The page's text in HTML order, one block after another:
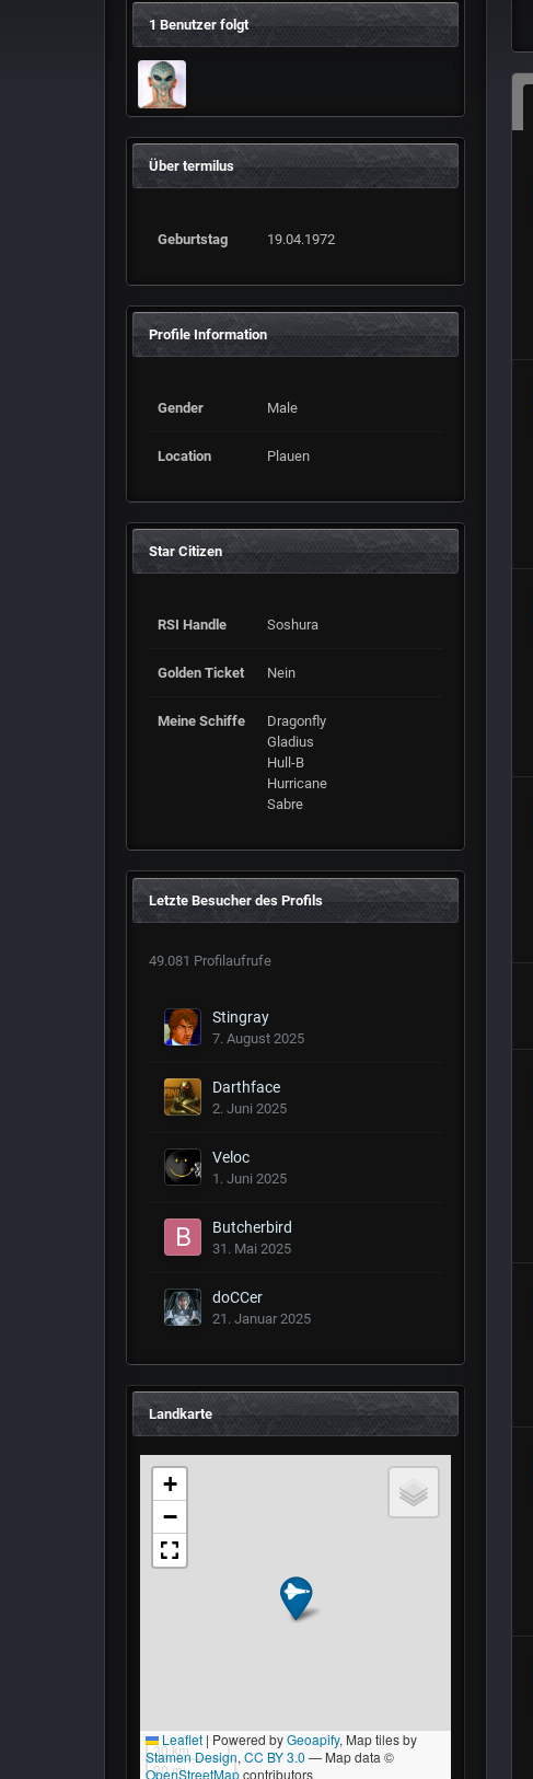
1 Benutzer folgt
Über termilus
Geburtstag 19.04.1972
Profile Information
Gender Male
Location Plauen
Star Citizen
RSI Handle Soshura
Golden Ticket Nein
Meine Schiffe
Dragonfly
Gladius
Hull-B
Hurricane
Sabre
Letzte Besucher des Profils
49.081 Profilaufrufe
Stingray
7. August 2025
Darthface
2. Juni 2025
Veloc
1. Juni 2025
Butcherbird
31. Mai 2025
doCCer
21. Januar 2025
Landkarte